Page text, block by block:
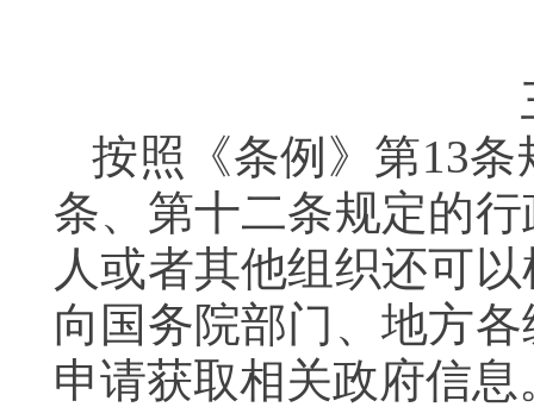
按照《条例》第13
条、第十二条规定的
人或者其他组织还可
向国务院部门、地方
申请获取相关政府信息